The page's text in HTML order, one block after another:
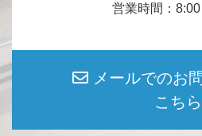
営業時間：
メールでのお
こちら